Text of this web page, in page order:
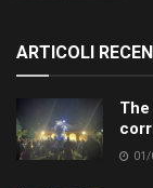
ARTICOLI
01/